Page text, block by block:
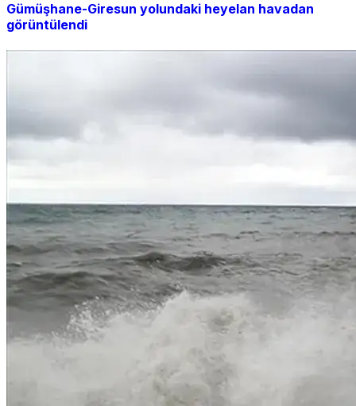
Gümüşhane-Giresun yolundaki heyelan havadan
görüntülendi